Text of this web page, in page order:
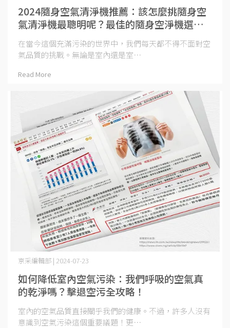
2024隨身空氣清淨機推薦：該怎麼挑隨身空
氣清淨機最聰明呢？最佳的隨身空淨機選購
指南
在當今這個充滿污染的世界中，我們每天都不得不面對空
氣品質的挑戰。無論是室內還是室⋯
Read More
如何降低室內空氣污染：我們呼吸的空氣真
的乾淨嗎？擊退空污全攻略！
京采編輯部 | 2024-07-23
室內的空氣品質直接關乎我們的健康。不過，許多人沒有
意識到空氣污染這個重要議題！更⋯